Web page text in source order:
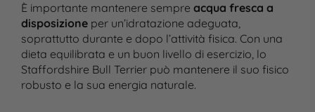
È importante mantenere sempre acqua fresca a
disposizioneper un’idratazione adeguata,
soprattutto durante e dopo l’attività fisica. Con una
dieta equilibrata e un buon livello di esercizio, lo
Staffordshire Bull Terrier può mantenere il suo fisico
robusto e la sua energia naturale.